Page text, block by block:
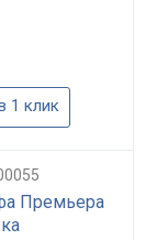
1 клик
Премьера